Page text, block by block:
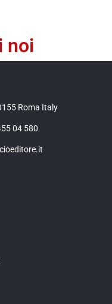
noi
Roma Italy
04 580